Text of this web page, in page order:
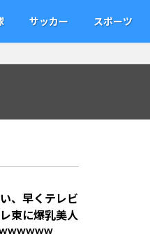
サッカー スポーツ
い、早くテレビ
東に爆乳美人